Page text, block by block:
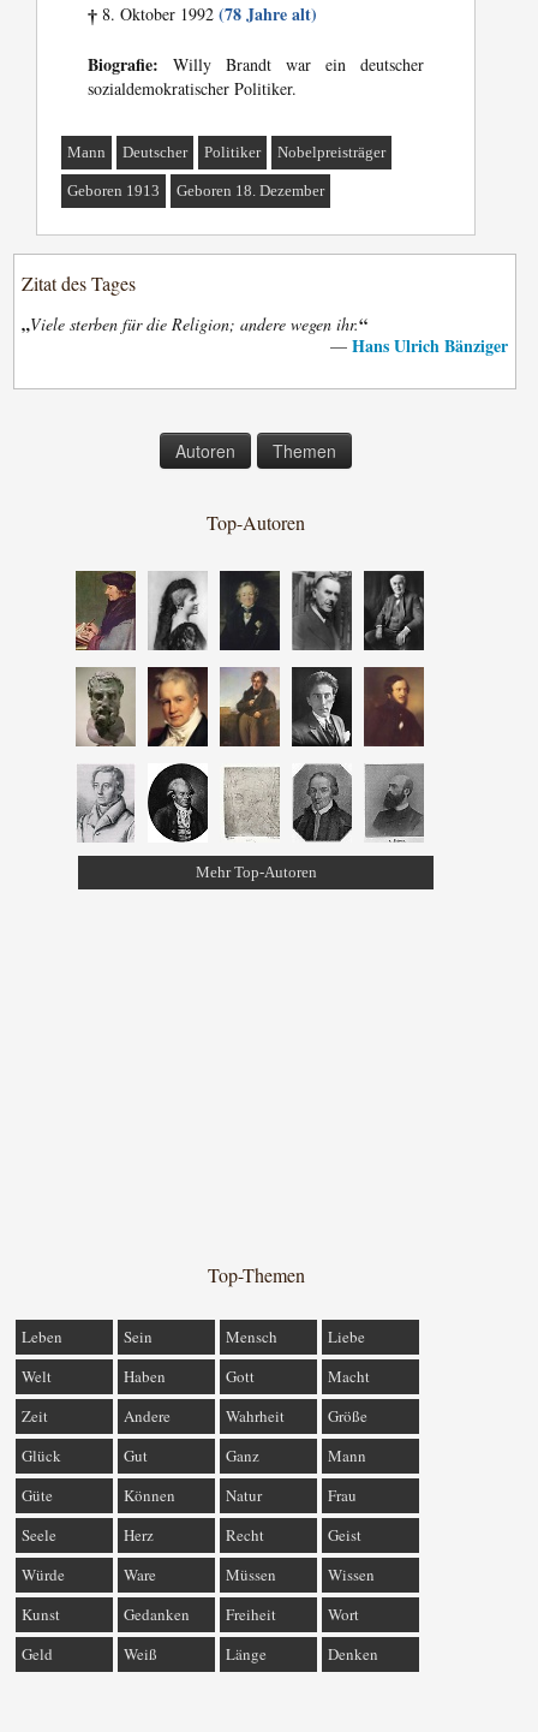
† 8. Oktober 1992(78 Jahre alt)
Biografie: Willy Brandt war ein deutscher
sozialdemokratischer Politiker.
Mann Deutscher Politiker Nobelpreisträger
Geboren 1913 Geboren 18. Dezember
Zitat des Tages
„Viele sterben für die Religion; andere wegen ihr.“
— Hans Ulrich Bänziger
Autoren Themen
Top-Autoren
Mehr Top-Autoren
Top-Themen
Leben Sein Mensch
Liebe
Welt
Haben Gott
Macht
Zeit
Andere Wahrheit
Größe
Glück
Gut Ganz
Mann
Güte
Können Natur
Frau
Seele
Herz Recht
Geist
Würde
Ware Müssen
Wissen
Kunst
Gedanken Freiheit
Wort
Geld
Weiß Länge Denken